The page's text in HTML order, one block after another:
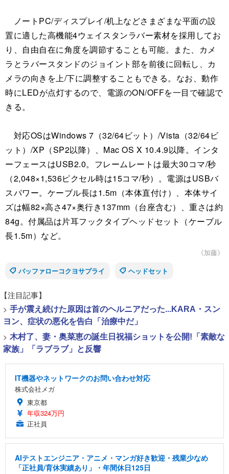
ノートPC/ディスプレイ/机上などさまざまな平面の設
置に適した高機能4ウェイスタンラバー素材を採用してお
り、自由自在に角度を調節することも可能。また、カメ
ラとラバースタンドのジョイント部を前後に回転し、カ
メラの向きを上/下に調整することもできる。なお、動作
時にLEDが点灯するので、電源のON/OFFを一目で確認で
きる。
対応OSはWindows 7（32/64ビット）/Vista（32/64ビ
ット）/XP（SP2以降）、Mac OS X 10.4.9以降。インタ
ーフェースはUSB2.0。フレームレートは最大30コマ/秒
（2,048×1,536ピクセル時は15コマ/秒）。電源はUSBバ
スパワー。ケーブル長は1.5m（本体直付け）、本体サイ
ズは幅82×高さ47×奥行き137mm（台座含む）、重さは約
84g。付属品は片耳フックタイプヘッドセット（ケーブル
長1.5m）など。
《加藤》
バッファローコクヨサプライ
ヘッドセット
【注目記事】
> 手が震え続けた原因は首のヘルニアだった...KARA・スン
ヨン、症状の悪化を告白「治療中だ」
> 木村了、妻・奥菜恵の誕生日祝福ショットを公開!「素敵な
家族」「ラブラブ」と反響
IT機器やネットワークのお問い合わせ対応
株式会社メガ
東京都
年収324万円
正社員
AIテストエンジニア・アニメ・マンガ好き歓迎・残業少なめ
「正社員/育休実績あり」・年間休日125日